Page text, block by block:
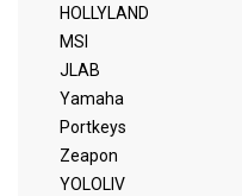
HOLLYLAND
MSI
JLAB
Yamaha
Portkeys
Zeapon
YOLOLIV